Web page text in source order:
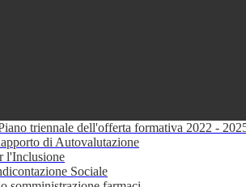
triennale dell'offerta formativa 2022 -
di Autovalutazione
l'Inclusione
Sociale